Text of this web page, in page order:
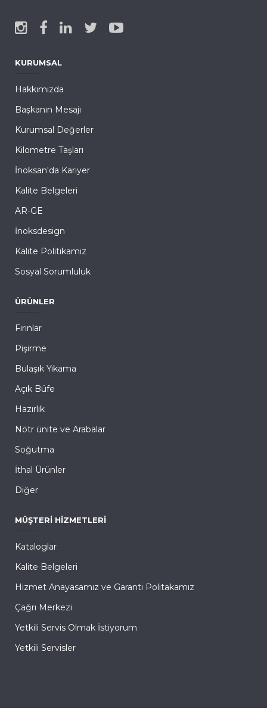
KURUMSAL
Hakkımızda
Başkanın Mesajı
Kurumsal Değerler
Kilometre Taşları
İnoksan'da Kariyer
Kalite Belgeleri
AR-GE
İnoksdesign
Kalite Politikamız
Sosyal Sorumluluk
ÜRÜNLER
Fırınlar
Pişirme
Bulaşık Yıkama
Açık Büfe
Hazırlık
Nötr ünite ve Arabalar
Soğutma
İthal Ürünler
Diğer
MÜŞTERI HIZMETLERI
Kataloglar
Kalite Belgeleri
Hizmet Anayasamız ve Garanti Politakamız
Çağrı Merkezi
Yetkili Servis Olmak İstiyorum
Yetkili Servisler